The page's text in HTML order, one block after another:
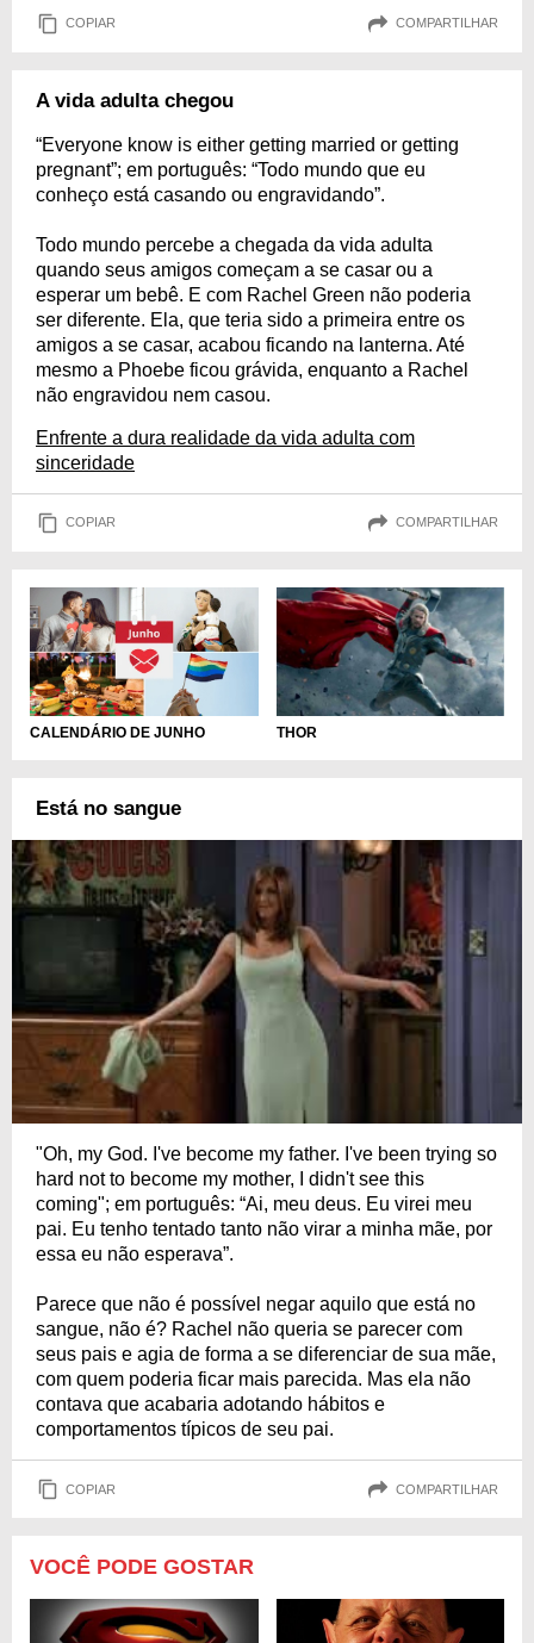
COPIAR COMPARTILHAR
A vida adulta chegou
“Everyone know is either getting married or getting
pregnant”; em português: “Todo mundo que eu
conheço está casando ou engravidando”.
Todo mundo percebe a chegada da vida adulta
quando seus amigos começam a se casar ou a
esperar um bebê. E com Rachel Green não poderia
ser diferente. Ela, que teria sido a primeira entre os
amigos a se casar, acabou ficando na lanterna. Até
mesmo a Phoebe ficou grávida, enquanto a Rachel
não engravidou nem casou.
Enfrente a dura realidade da vida adulta com
sinceridade
COPIAR COMPARTILHAR
CALENDÁRIO DE JUNHO THOR
Está no sangue
"Oh, my God. I've become my father. I've been trying so
hard not to become my mother, I didn't see this
coming"; em português: “Ai, meu deus. Eu virei meu
pai. Eu tenho tentado tanto não virar a minha mãe, por
essa eu não esperava”.
Parece que não é possível negar aquilo que está no
sangue, não é? Rachel não queria se parecer com
seus pais e agia de forma a se diferenciar de sua mãe,
com quem poderia ficar mais parecida. Mas ela não
contava que acabaria adotando hábitos e
comportamentos típicos de seu pai.
COPIAR COMPARTILHAR
VOCÊ PODE GOSTAR